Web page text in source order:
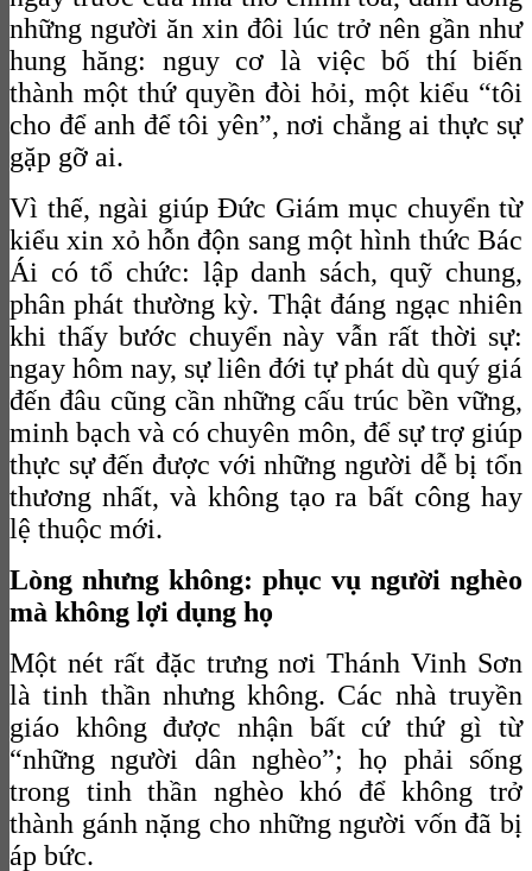
những người ăn xin đôi lúc trở nên gần như
hung hăng: nguy cơ là việc bố thí biến
thành một thứ quyền đòi hỏi, một kiểu “tôi
cho để anh để tôi yên”, nơi chẳng ai thực sự
gặp gỡ ai.
Vì thế, ngài giúp Đức Giám mục chuyển từ
kiểu xin xỏ hỗn độn sang một hình thức Bác
Ái có tổ chức: lập danh sách, quỹ chung,
phân phát thường kỳ. Thật đáng ngạc nhiên
khi thấy bước chuyển này vẫn rất thời sự:
ngay hôm nay, sự liên đới tự phát dù quý giá
đến đâu cũng cần những cấu trúc bền vững,
minh bạch và có chuyên môn, để sự trợ giúp
thực sự đến được với những người dễ bị tổn
thương nhất, và không tạo ra bất công hay
lệ thuộc mới.
Lòng nhưng không: phục vụ người nghèo
mà không lợi dụng họ
Một nét rất đặc trưng nơi Thánh Vinh Sơn
là tinh thần nhưng không. Các nhà truyền
giáo không được nhận bất cứ thứ gì từ
“những người dân nghèo”; họ phải sống
trong tinh thần nghèo khó để không trở
thành gánh nặng cho những người vốn đã bị
áp bức.